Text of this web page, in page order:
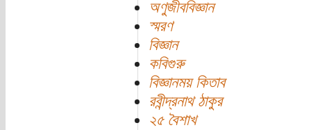
অণুজীববিজ্ঞান
স্মরণ
বিজ্ঞান
কবিগুরু
বিজ্ঞানময় কিতাব
রবীন্দ্রনাথ ঠাকুর
২৫ বৈশাখ